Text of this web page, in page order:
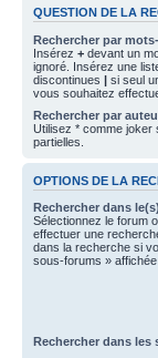
QUESTION DE LA
Rechercher par
Insérez + devant un
ignoré. Insérez une
discontinues | si seul
vous souhaitez
Rechercher par
Utilisez * comme
partielles.
OPTIONS DE LA
Rechercher dans
Sélectionnez le forum
effectuer une
dans la recherche si
sous-forums » affichée
Rechercher dans les